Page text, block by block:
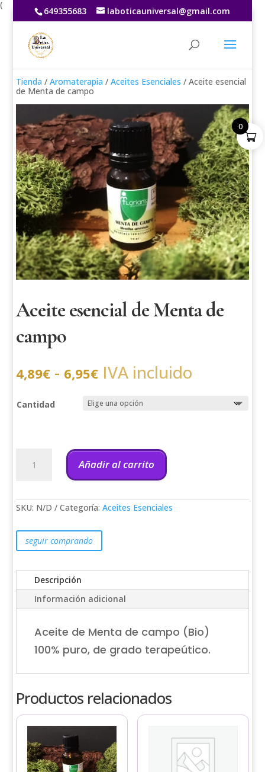
(
649355683 laboticauniversal@gmail.com
Tienda /Aromaterapia /Aceites Esenciales / Aceite esencial
de Menta de campo
Aceite esencial de Menta de
campo
4,89€ - 6,95€Rango
de
desde
4,89€
IVA incluido
Cantidad
esencial
campo
cantidad
Añadir al carrito
SKU: N/D Categoría:Aceites Esenciales
seguir comprando
Descripción
Información adicional
Aceite de Menta de campo (Bio)
100% puro, de grado terapeútico.
Productos relacionados
producto
tiene
producto
0